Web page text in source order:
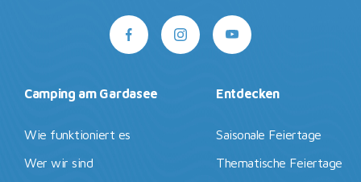
Camping am Gardasee
Wie funktioniert es
Wer wir sind
Entdecken
Saisonale Feiertage
Thematische Feiertage